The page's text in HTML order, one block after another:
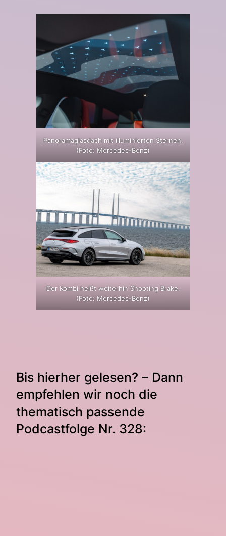
Panoramaglasdach mit illuminierten Sternen.
(Foto: Mercedes-Benz)
Der Kombi heißt weiterhin Shooting Brake.
(Foto: Mercedes-Benz)
Bis hierher gelesen? – Dann
empfehlen wir noch die
thematisch passende
Podcastfolge Nr. 328: